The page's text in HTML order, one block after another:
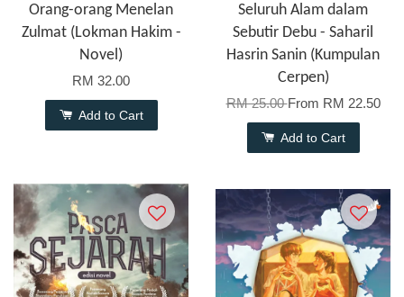
Orang-orang Menelan
Zulmat (Lokman Hakim -
Novel)
RM 32.00
Add to Cart
Seluruh Alam dalam
Sebutir Debu - Saharil
Hasrin Sanin (Kumpulan
Cerpen)
RM 25.00From RM 22.50
Add to Cart